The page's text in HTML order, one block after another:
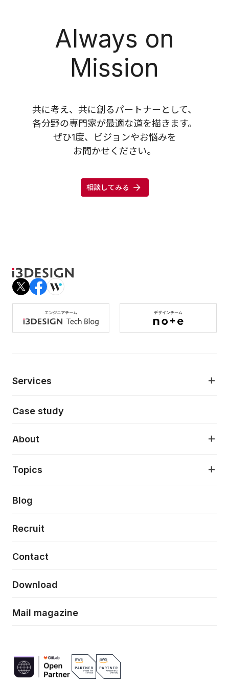
Always on
Mission
共に考え、共に創るパートナーとして、
各分野の専門家が最適な道を描きます。
ぜひ1度、ビジョンやお悩みを
お聞かせください。
相談してみる
Services
AI駆動開発支援
モダナイゼーション
特徴量エンジニアリングと生成AI
フロントエンド開発
Case study
About
About
Topics
Press release
News
Event/Seminer
Blog
Recruit
Contact
Download
Mail magazine